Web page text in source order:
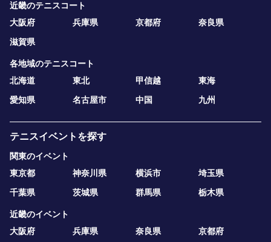
近畿のテニスコート
大阪府
兵庫県 京都府
奈良県
滋賀県
各地域のテニスコート
北海道
東北 甲信越
東海
愛知県
名古屋市 中国 九州
テニスイベントを探す
関東のイベント
東京都
神奈川県 横浜市
埼玉県
千葉県
茨城県 群馬県 栃木県
近畿のイベント
大阪府
兵庫県 奈良県 京都府